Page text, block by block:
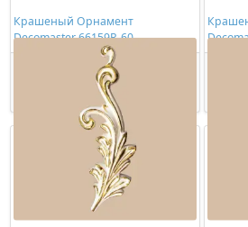
Крашеный Орнамент
Decomaster 66159R-60
2734,00 ₽/шт
Купить